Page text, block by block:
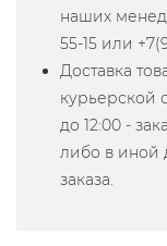
наших
55-15 или
Доставка
курьерской
до 12:00 -
либо в иной
заказа.